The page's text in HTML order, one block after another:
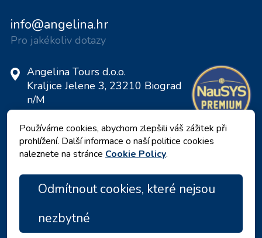
info@angelina.hr
Pro jakékoliv dotazy
Angelina Tours d.o.o.
Kraljice Jelene 3, 23210 Biograd
n/M
Chorvatsko
DIČ: 20598733460
ID: HR-AB-23-060130534, MB:
0650676
Používáme cookies, abychom zlepšili váš zážitek při
prohlížení. Další informace o naší politice cookies
naleznete na stránce Cookie Policy.
Odmítnout cookies, které nejsou
nezbytné